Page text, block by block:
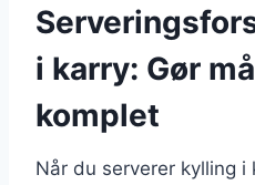
i karry: Gør
komplet
Når du serverer kylling